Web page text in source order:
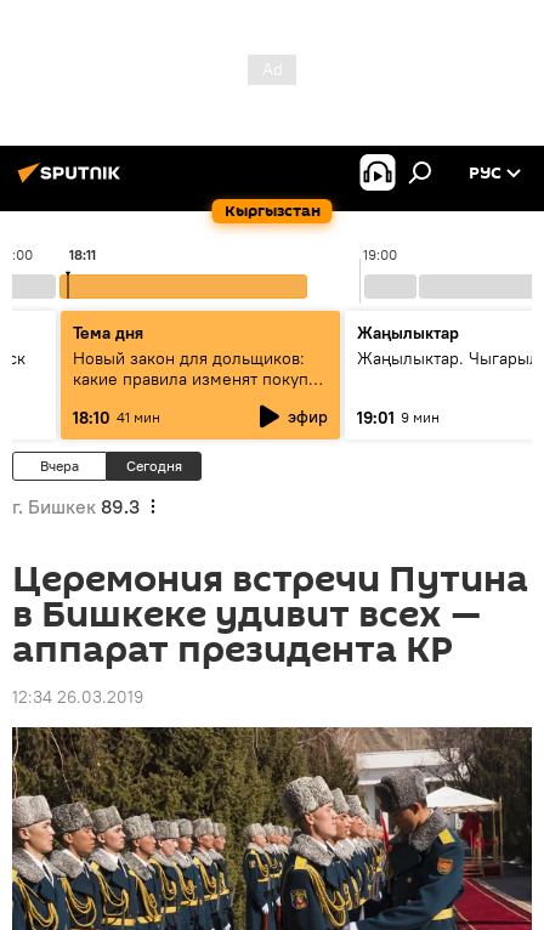
Кыргызстан
РУС
18:00 19:00
18:11
Тема дня
Новый закон для дольщиков:
какие правила изменят покупку
18:10 41 мин эфир
Жаңылыктар
Жаңылыктар.
19:01 9 мин
Вчера Сегодня
г. Бишкек 89.3
Церемония встречи Путина
в Бишкеке удивит всех —
аппарат президента КР
12:34 26.03.2019